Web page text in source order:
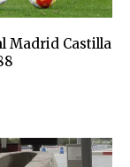
Madrid Castilla